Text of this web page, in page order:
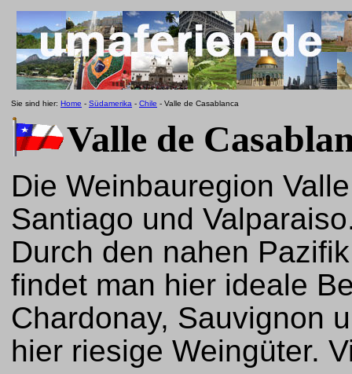
Sie sind hier: Home - Südamerika - Chile - Valle de Casablanca
Valle de
Die Weinbauregion
Santiago und
Durch den nahen
findet man hier ideale
Chardonay, Sauvignon
hier riesige Weingüter.